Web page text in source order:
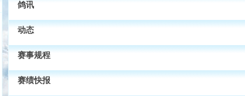
鸽讯
动态
赛事规程
赛绩快报